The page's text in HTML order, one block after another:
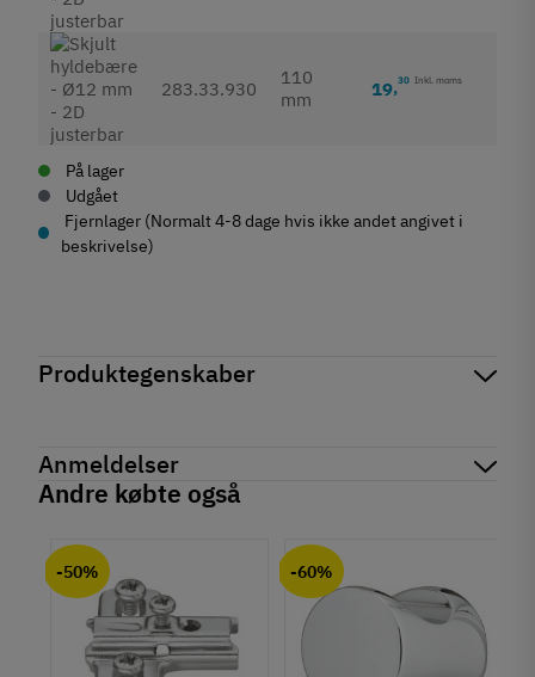
283.33.930
110
mm
19,30 Inkl. moms
På lager
Udgået
Fjernlager (Normalt 4-8 dage hvis ikke andet angivet i
beskrivelse)
Produktegenskaber
På lager314 Varer
Produktinformation
Materiale
Stål
Montering
Påskruning
Anmeldelser
Andre købte også
-50% -60%